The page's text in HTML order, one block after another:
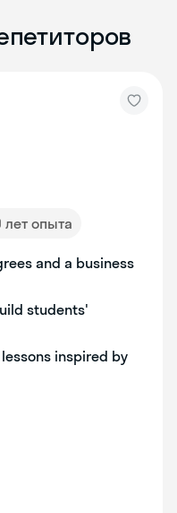
лет опыта
and a business
students'
inspired by